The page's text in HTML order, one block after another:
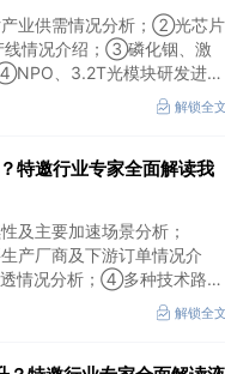
业供需情况分析；②光芯片
线情况介绍；③磷化铟、激
、3.2T光模块研发进展
）16:30举行，特邀行业专
格局。
解锁全
特邀行业专家全面解读我
及主要加速场景分析；
产厂商及下游订单情况介
情况分析；④多种技术路线
议将于7月16日（周四）
打印行业市场前景。
解锁全